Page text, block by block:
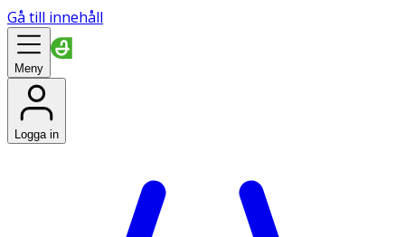
Gå till innehåll
Meny
Logga in